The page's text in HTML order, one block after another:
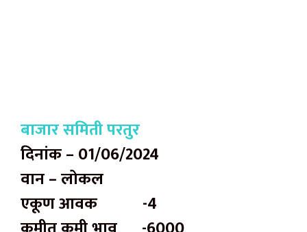
बाजार समिती परतुर
दिनांक – 01/06/2024
वान – लोकल
एकूण आवक -4